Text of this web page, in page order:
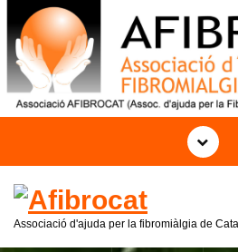
o
Associació d'ajuda per la fibromiàlgia de